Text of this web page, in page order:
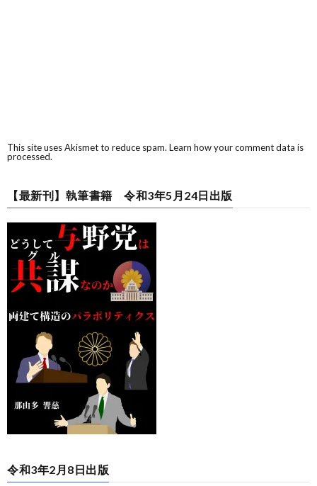
This site uses Akismet to reduce spam. Learn how your comment data is
processed.
【最新刊】執筆書籍 令和3年5月24日出版
令和3年2月8日出版